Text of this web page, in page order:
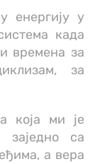
енергију у
када
времена за
за
која ми је
заједно са
а вера